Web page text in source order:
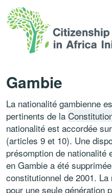
Gambie
La nationalité gambienne
pertinents de la
nationalité est accordée
(articles 9 et 10). Une
présomption de nationalité
en Gambie a été
constitutionnel de 2001.
pour une seule génération